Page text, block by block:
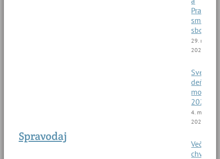
Spravodaj
Pražský
smíšený
sbor
29. marca
2025
Svetový
deň
2025
4. marca
2025
Večer
chvál